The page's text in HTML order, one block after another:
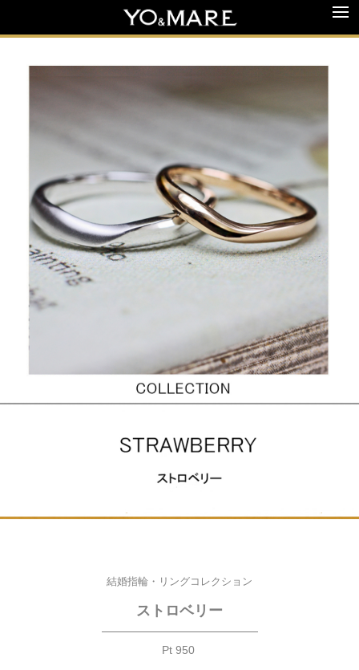
結婚指輪・リングコレクション
ストロベリー
—————————————
Pt 950